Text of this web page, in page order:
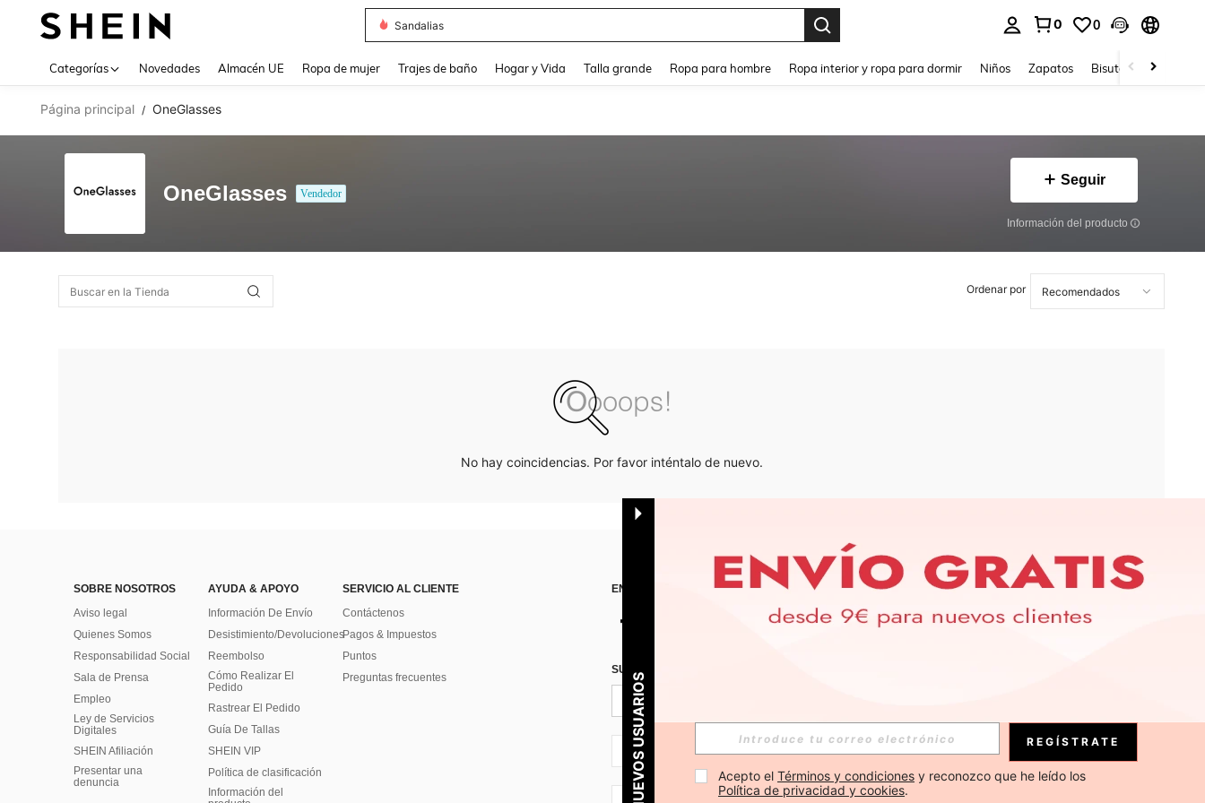
Sandalias
0 0
Categorías Novedades Almacén UE Ropa de mujer Trajes de baño Hogar y Vida Talla grande Ropa para hombre Ropa interior y ropa para dormir Niños Zapatos Bisutería Y
Página principal / OneGlasses
OneGlasses Vendedor
Seguir
Información del producto
Ordenar por
No hay coincidencias. Por favor inténtalo de nuevo.
SOBRE NOSOTROS
Aviso legal
Quienes Somos
Responsabilidad Social
Sala de Prensa
Empleo
Ley de Servicios
Digitales
SHEIN Afiliación
Presentar una
denuncia
AYUDA & APOYO
Información De Envío
Desistimiento/Devoluciones
Reembolso
Cómo Realizar El
Pedido
Rastrear El Pedido
Guía De Tallas
SHEIN VIP
Política de clasificación
​Información del
SERVICIO AL CLIENTE
Contáctenos
Pagos & Impuestos
Puntos
Preguntas frecuentes
ENCUÉNTRANOS EN APP
SUSCRÍBETE PARA RECIBIR OFERTAS EXCLUSIVAS, PROMOCIONES Y NOTICIAS DE SHEIN
ES + 34
PARA NUEVOS USUARIOS REGÍSTRATE
Acepto el Términos y condiciones y reconozco que he leído los
Política de privacidad y cookies.